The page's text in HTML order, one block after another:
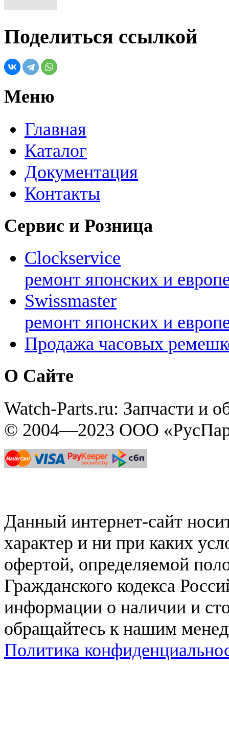
Поделиться ссылкой
Меню
Главная
Каталог
Документация
Контакты
Сервис и Розница
Clockservice
ремонт японских и
Swissmaster
ремонт японских и
Продажа часовых
О Сайте
Watch-Parts.ru: Запчасти и
© 2004—2023 ООО
Данный интернет-сайт
характер и ни при каких
офертой, определяемой
Гражданского кодекса
информации о наличии и
обращайтесь к нашим
Политика